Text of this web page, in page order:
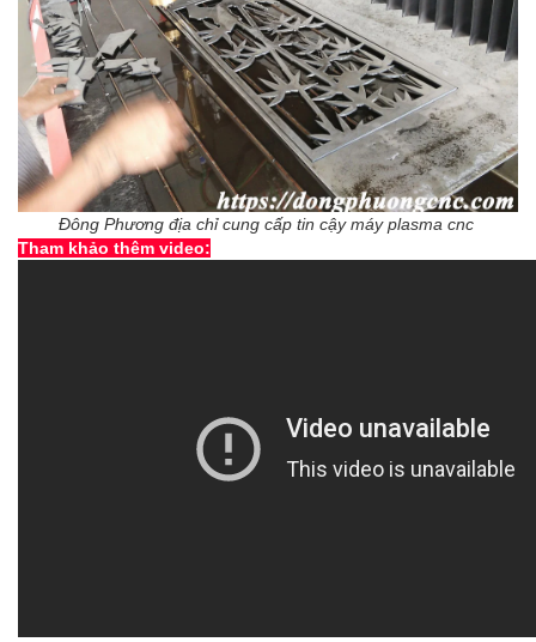
Đông Phương địa chỉ cung cấp tin cậy máy plasma cnc
Tham khảo thêm video: